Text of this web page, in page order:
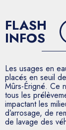
FLASH
INFOS
Les usages en
placés en seuil
Mûrs-Érigné. Ce
tous les
impactant les
d’arrosage, de
de lavage des